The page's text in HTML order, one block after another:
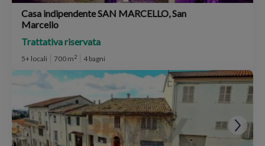
Casa indipendente SAN MARCELLO, San
Marcello
Trattativa riservata
5+ locali 700 m2 4 bagni